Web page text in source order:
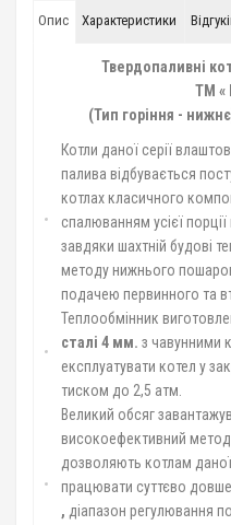
Опис Характеристики
Твердопаливні
ТМ «
(Тип горіння -
Котли даної серії
палива відбувається
котлах класичного
спалюванням усієї
завдяки шахтній будові
методу нижнього
подачею первинного та
Теплообмінник
сталі 4 мм. з чавунними
експлуатувати котел у
тиском до 2,5 атм.
Великий обсяг
високоефективний
дозволяють котлам даної
працювати суттєво довше
, діапазон регулювання